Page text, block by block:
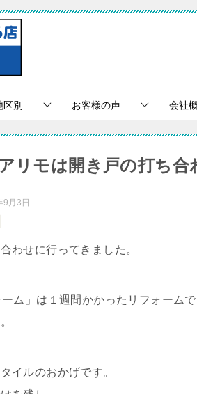
区別 お客様の声 会社
リモは開き戸の打ち合
9月3日
わせに行ってきました。
ム」は１週間かかったリフォームで
イルのおかげです。